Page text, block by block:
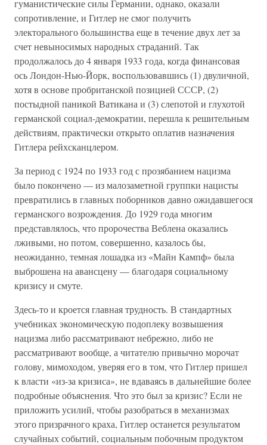
гуманистические силы Германии, однако, оказали
сопротивление, и Гитлер не смог получить
электорального большинства еще в течение двух лет за
счет невыносимых народных страданий. Так
продолжалось до 4 января 1933 года, когда финансовая
ось Лондон-Нью-Йорк, воспользовавшись (1) двуличной,
хотя в основе пробританской позицией СССР, (2)
постыдной паникой Ватикана и (3) слепотой и глухотой
германской социал-демократии, перешла к решительным
действиям, практически открыто оплатив назначения
Гитлера рейхсканцлером.
За период с 1924 по 1933 год с прозябанием нацизма
было покончено — из малозаметной группки нацисты
превратились в главных поборников давно ожидавшегося
германского возрождения. До 1929 года многим
представлялось, что пророчества Веблена оказались
лживыми, но потом, совершенно, казалось бы,
неожиданно, темная лошадка из «Майн Кампф» была
выброшена на авансцену — благодаря социальному
кризису и смуте.
Здесь-то и кроется главная трудность. В стандартных
учебниках экономическую подоплеку возвышения
нацизма либо рассматривают небрежно, либо не
рассматривают вообще, а читателю привычно морочат
голову, мимоходом, уверяя его в том, что Гитлер пришел
к власти «из-за кризиса», не вдаваясь в дальнейшие более
подробные объяснения. Что это был за кризис? Если не
приложить усилий, чтобы разобраться в механизмах
этого призрачного краха, Гитлер останется результатом
случайных событий, социальным побочным продуктом